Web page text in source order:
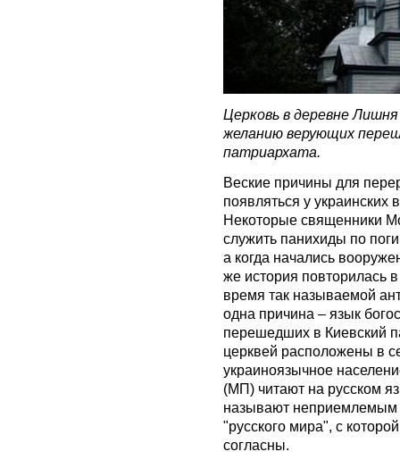
Церковь в деревне
желанию верующих
патриархата.
Веские причины для
появляться у
Некоторые священники
служить панихиды по
а когда начались
же история повторилась
время так называемой
одна причина – язык
перешедших в Киевский
церквей расположены в
украиноязычное
(МП) читают на русском
называют неприемлемым
"русского мира", с
согласны.